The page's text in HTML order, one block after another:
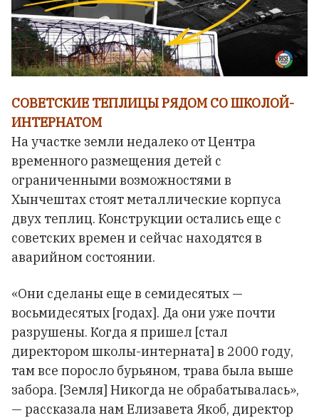
СОВЕТСКИЕ ТЕПЛИЦЫ РЯДОМ СО ШКОЛОЙ-
ИНТЕРНАТОМ
На участке земли недалеко от Центра
временного размещения детей с
ограниченными возможностями в
Хынчештах стоят металлические корпуса
двух теплиц. Конструкции остались еще с
советских времен и сейчас находятся в
аварийном состоянии.
«Они сделаны еще в семидесятых —
восьмидесятых [годах]. Да они уже почти
разрушены. Когда я пришел [стал
директором школы-интерната] в 2000 году,
там все поросло бурьяном, трава была выше
забора. [Земля] Никогда не обрабатывалась»,
— рассказала нам Елизавета Якоб, директор